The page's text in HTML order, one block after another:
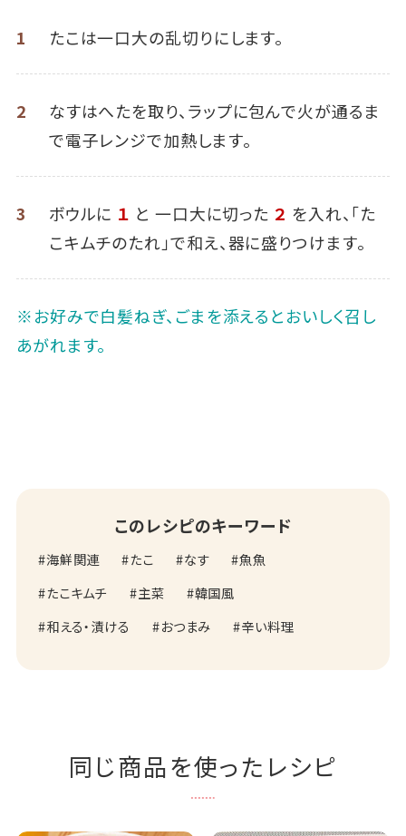
1 たこは一口大の乱切りにします。
2
なすはへたを取り、ラップに包んで火が通るま
で電子レンジで加熱します。
3 ボウルに １ と 一口大に切った ２ を入れ、「た
こキムチのたれ」で和え、器に盛りつけます。
※お好みで白髪ねぎ、ごまを添えるとおいしく召し
あがれます。
このレシピのキーワード
海鮮関連 たこ なす
魚魚
たこキムチ
主菜
韓国風
和える・漬ける
おつまみ 辛い料理
同じ商品を使ったレシピ